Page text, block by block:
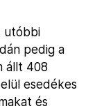
utóbbi
pedig a
állt 408
esedékes
és